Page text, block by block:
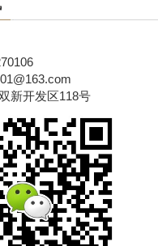
新开发区118号